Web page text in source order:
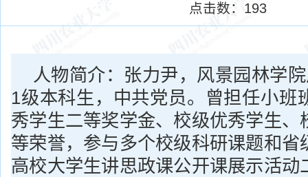
点击数： 193
人物简介：张力尹，风景园林学
1级本科生，中共党员。曾担任小班
秀学生二等奖学金、校级优秀学生、
等荣誉，参与多个校级科研课题和省
高校大学生讲思政课公开课展示活动